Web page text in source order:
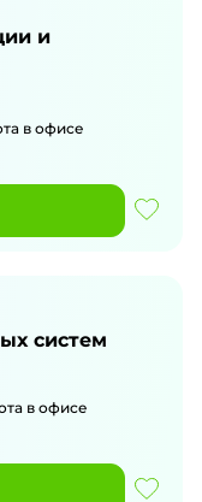
и
в офисе
систем
в офисе